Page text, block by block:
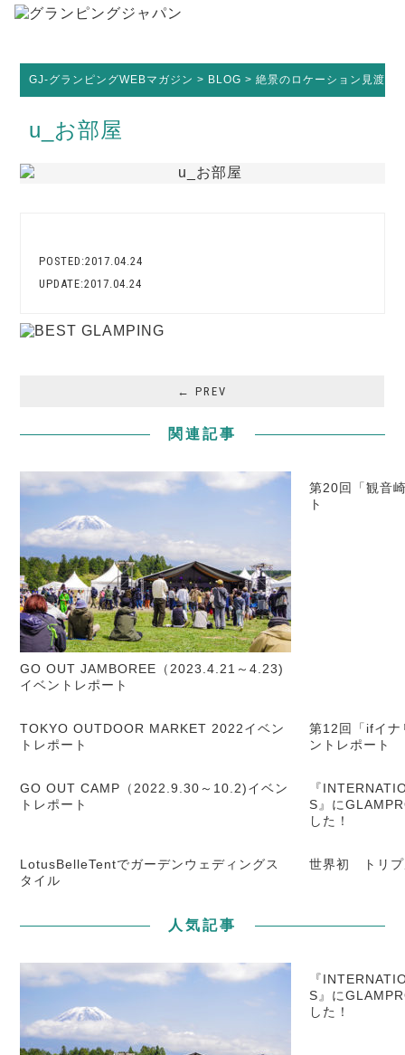
GJ-グランピングWEBマガジン > BLOG >絶景のロケーション見渡
u_お部屋
POSTED:2017.04.24
UPDATE:2017.04.24
← PREV
関連記事
GO OUT JAMBOREE（2023.4.21～4.23)
イベントレポート
第20回「観音
ト
TOKYO OUTDOOR MARKET 2022イベン
トレポート
第12回「ifイ
ントレポート
GO OUT CAMP（2022.9.30～10.2)イベン
トレポート
『
S』に
した！
LotusBelleTentでガーデンウェディングス
タイル
世界初 トリプ
人気記事
『
S』に
した！